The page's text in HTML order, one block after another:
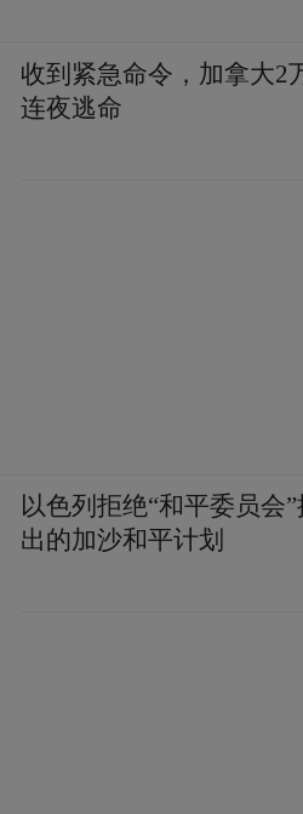
收到紧急命令，加拿大2
连夜逃命
以色列拒绝“和平委员会”
出的加沙和平计划